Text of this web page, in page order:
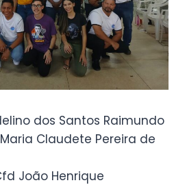
dos Santos Raimundo
Claudete Pereira de
João Henrique